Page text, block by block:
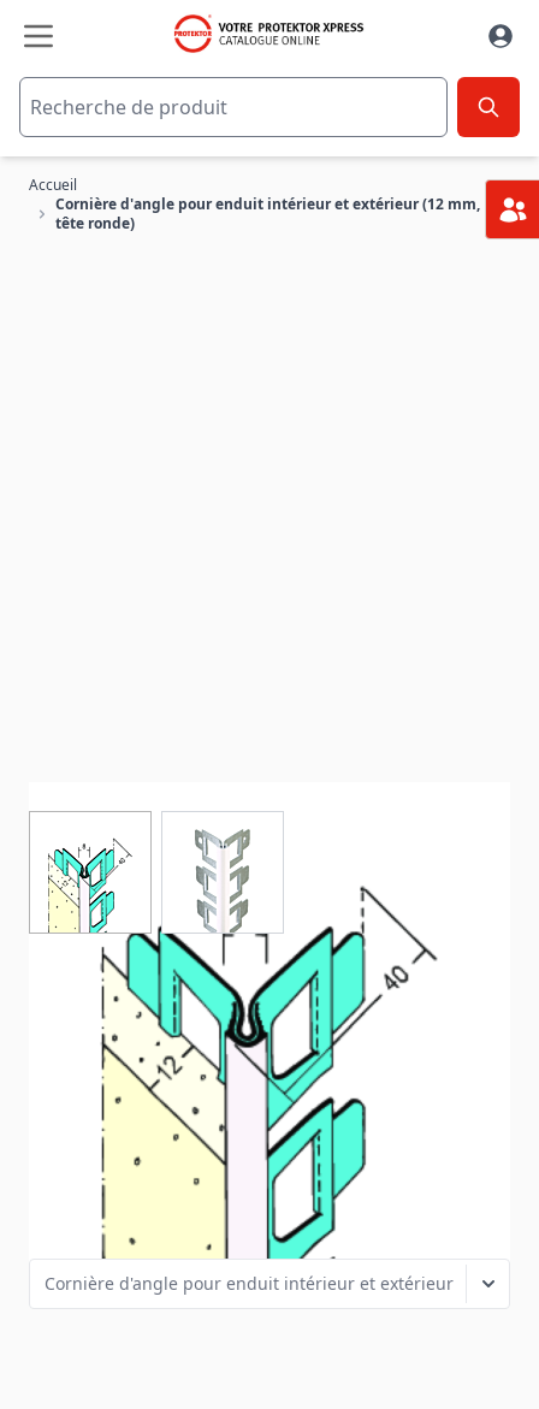
Accueil
Cornière d'angle pour enduit intérieur et extérieur (12 mm,
tête ronde)
View larger imageView larger image
Cornière d'angle pour enduit intérieur
et extérieur (12 mm, tête ronde)
Profilé d’arête en acier galvanisé avec branches incisées
pour la réalisation d’arcs ronds, avec revêtement PVC, pour
enduits intérieurs et extérieurs à partir de 12 mm.
1041
Variantes de produits